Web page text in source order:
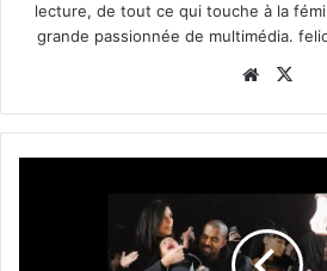
lecture, de tout ce qui touche à la
grande passionnée de multimédia.
Website